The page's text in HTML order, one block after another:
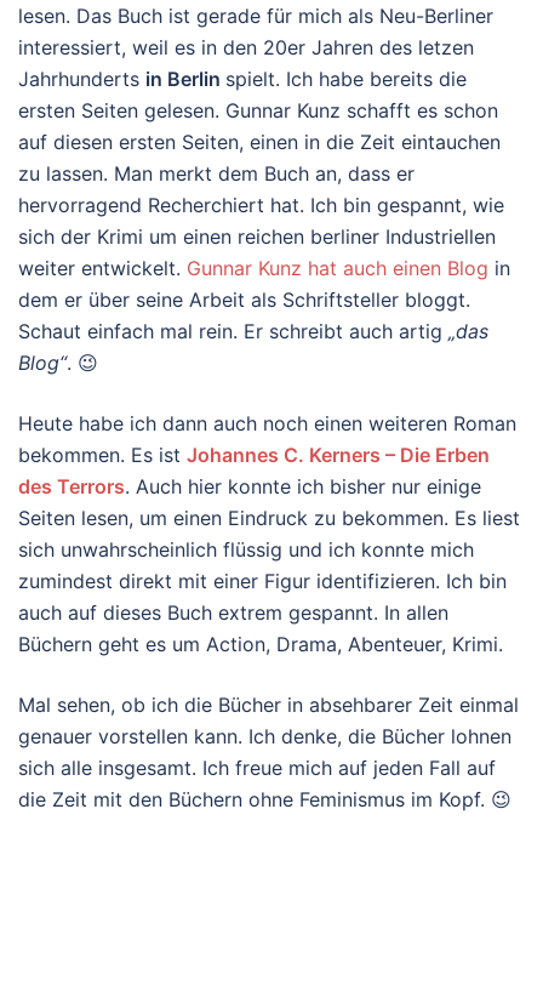
lesen. Das Buch ist gerade für mich als Neu-Berliner
interessiert, weil es in den 20er Jahren des letzen
Jahrhunderts in Berlin spielt. Ich habe bereits die
ersten Seiten gelesen. Gunnar Kunz schafft es schon
auf diesen ersten Seiten, einen in die Zeit eintauchen
zu lassen. Man merkt dem Buch an, dass er
hervorragend Recherchiert hat. Ich bin gespannt, wie
sich der Krimi um einen reichen berliner Industriellen
weiter entwickelt. Gunnar Kunz hat auch einen Blog in
dem er über seine Arbeit als Schriftsteller bloggt.
Schaut einfach mal rein. Er schreibt auch artig „das
Blog“. 😉
Heute habe ich dann auch noch einen weiteren Roman
bekommen. Es ist Johannes C. Kerners – Die Erben
des Terrors. Auch hier konnte ich bisher nur einige
Seiten lesen, um einen Eindruck zu bekommen. Es liest
sich unwahrscheinlich flüssig und ich konnte mich
zumindest direkt mit einer Figur identifizieren. Ich bin
auch auf dieses Buch extrem gespannt. In allen
Büchern geht es um Action, Drama, Abenteuer, Krimi.
Mal sehen, ob ich die Bücher in absehbarer Zeit einmal
genauer vorstellen kann. Ich denke, die Bücher lohnen
sich alle insgesamt. Ich freue mich auf jeden Fall auf
die Zeit mit den Büchern ohne Feminismus im Kopf. 😉